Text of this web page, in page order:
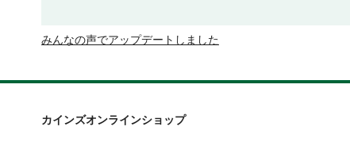
みんなの声でアップデートしました
カインズオンラインショップ